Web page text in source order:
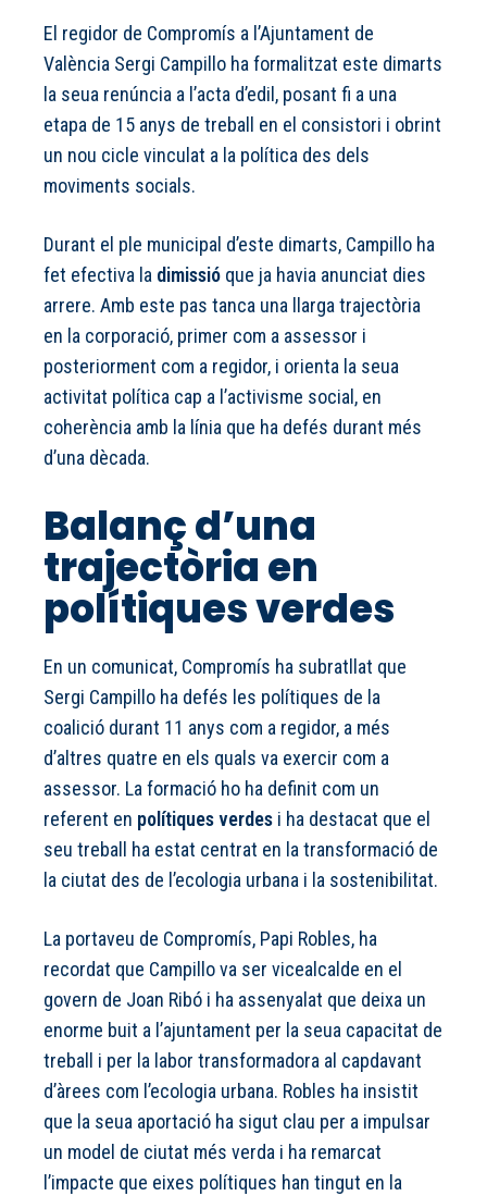
El regidor de Compromís a l’Ajuntament de
València Sergi Campillo ha formalitzat este dimarts
la seua renúncia a l’acta d’edil, posant fi a una
etapa de 15 anys de treball en el consistori i obrint
un nou cicle vinculat a la política des dels
moviments socials.
Durant el ple municipal d’este dimarts, Campillo ha
fet efectiva la dimissió que ja havia anunciat dies
arrere. Amb este pas tanca una llarga trajectòria
en la corporació, primer com a assessor i
posteriorment com a regidor, i orienta la seua
activitat política cap a l’activisme social, en
coherència amb la línia que ha defés durant més
d’una dècada.
Balanç d’una
trajectòria en
polítiques verdes
En un comunicat, Compromís ha subratllat que
Sergi Campillo ha defés les polítiques de la
coalició durant 11 anys com a regidor, a més
d’altres quatre en els quals va exercir com a
assessor. La formació ho ha definit com un
referent en polítiques verdes i ha destacat que el
seu treball ha estat centrat en la transformació de
la ciutat des de l’ecologia urbana i la sostenibilitat.
La portaveu de Compromís, Papi Robles, ha
recordat que Campillo va ser vicealcalde en el
govern de Joan Ribó i ha assenyalat que deixa un
enorme buit a l’ajuntament per la seua capacitat de
treball i per la labor transformadora al capdavant
d’àrees com l’ecologia urbana. Robles ha insistit
que la seua aportació ha sigut clau per a impulsar
un model de ciutat més verda i ha remarcat
l’impacte que eixes polítiques han tingut en la